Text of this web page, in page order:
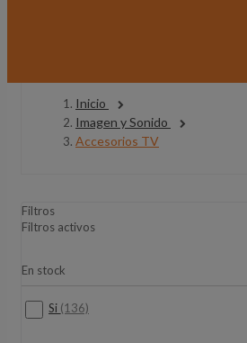
Inicio
Imagen y Sonido
Accesorios TV
Filtros
Filtros activos
En stock
Si (136)